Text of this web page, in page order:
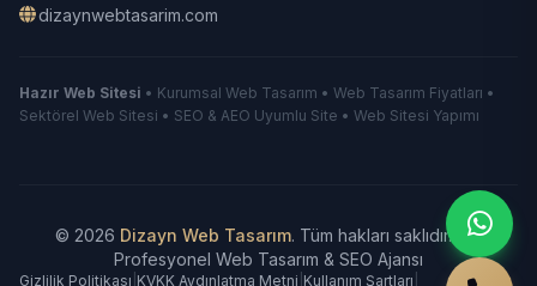
dizaynwebtasarim.com
Hazır Web Sitesi • Kurumsal Web Tasarım • Web Tasarım Fiyatları •
Sektörel Web Sitesi • SEO & AEO Uyumlu Site • Web Sitesi Yapımı
© 2026 Dizayn Web Tasarım. Tüm hakları saklıdır.
|
Profesyonel Web Tasarım & SEO Ajansı
Gizlilik Politikası KVKK Aydınlatma Metni Kullanım Şartları